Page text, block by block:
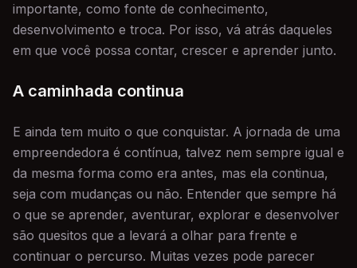
importante, como fonte de conhecimento,
desenvolvimento e troca. Por isso, vá atrás daqueles
em que você possa contar, crescer e aprender junto.
A caminhada continua
E ainda tem muito o que conquistar. A jornada de uma
empreendedora é contínua, talvez nem sempre igual e
da mesma forma como era antes, mas ela continua,
seja com mudanças ou não. Entender que sempre há
o que se aprender, aventurar, explorar e desenvolver
são quesitos que a levará a olhar para frente e
continuar o percurso. Muitas vezes pode parecer